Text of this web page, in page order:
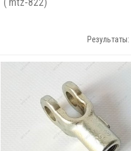
( mtz-822)
Результаты: